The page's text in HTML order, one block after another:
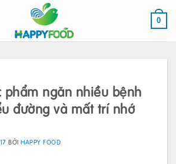
0
phẩm ngăn nhiều bệnh
đường và mất trí nhớ
BỞIHAPPY FOOD